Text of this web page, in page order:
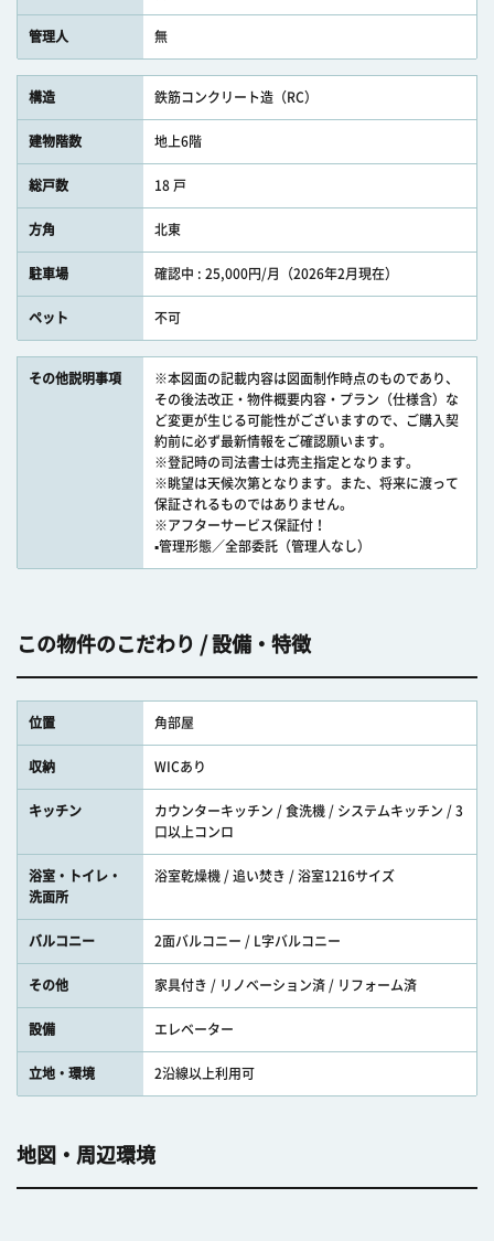
管理人 無
構造 鉄筋コンクリート造（RC）
建物階数 地上6階
総戸数 18 戸
方角 北東
駐車場 確認中 : 25,000円/月（2026年2月現在）
ペット 不可
その他説明事項
※本図面の記載内容は図面制作時点のものであり、
その後法改正・物件概要内容・プラン（仕様含）な
ど変更が生じる可能性がございますので、ご購入契
約前に必ず最新情報をご確認願います。
※登記時の司法書士は売主指定となります。
※眺望は天候次第となります。また、将来に渡って
保証されるものではありません。
※アフターサービス保証付！
▪管理形態／全部委託（管理人なし）
この物件のこだわり / 設備・特徴
位置 角部屋
収納 WICあり
キッチン
カウンターキッチン / 食洗機 / システムキッチン / 3
口以上コンロ
浴室・トイレ・
洗面所
浴室乾燥機 / 追い焚き / 浴室1216サイズ
バルコニー 2面バルコニー / L字バルコニー
その他 家具付き / リノベーション済 / リフォーム済
設備 エレベーター
立地・環境 2沿線以上利用可
地図・周辺環境